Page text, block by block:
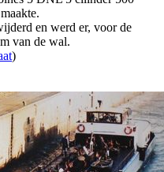
en werd er, voor de
van de wal.
)